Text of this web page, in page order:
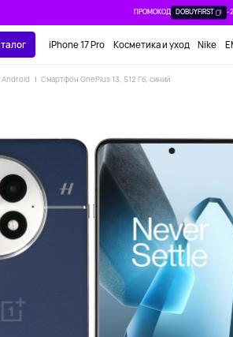
ПРОМОКОД DOBUYFIRST -
iPhone 17 Pro Косметика и уход Nike
Android Смартфон OnePlus 13, 512 Гб, синий